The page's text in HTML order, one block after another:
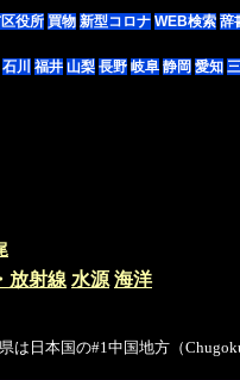
役所 買物 新型コロナ WEB検索 辞
石川 福井 山梨 長野 岐阜 静岡 愛知
放射線 水源 海洋
日本国の#1中国地方（